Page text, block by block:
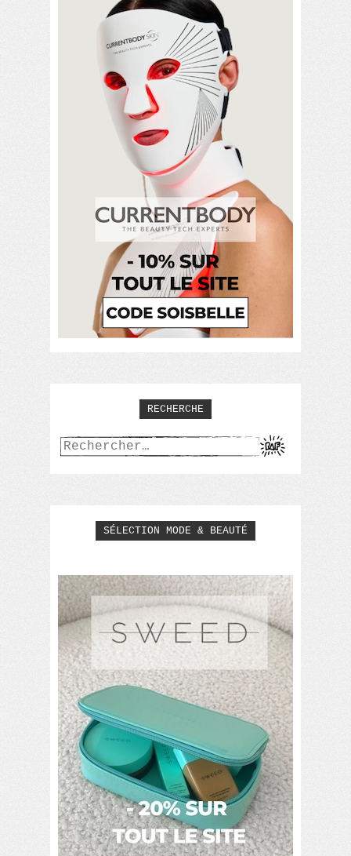
RECHERCHE
Rechercher :
SÉLECTION MODE & BEAUTÉ